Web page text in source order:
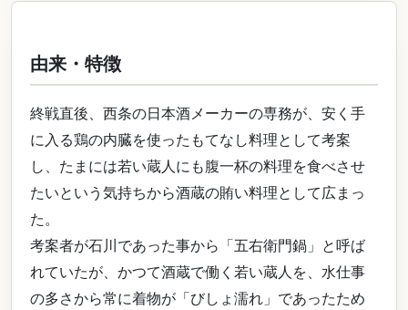
由来・特徴
終戦直後、西条の日本酒メーカーの専務が、安く手
に入る鶏の内臓を使ったもてなし料理として考案
し、たまには若い蔵人にも腹一杯の料理を食べさせ
たいという気持ちから酒蔵の賄い料理として広まっ
た。
考案者が石川であった事から「五右衛門鍋」と呼ば
れていたが、かつて酒蔵で働く若い蔵人を、水仕事
の多さから常に着物が「びしょ濡れ」であったため